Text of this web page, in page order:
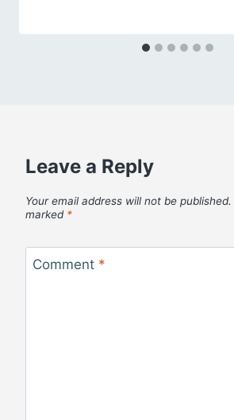
Leave a Reply
Your email address will not be published.
marked *
Comment *